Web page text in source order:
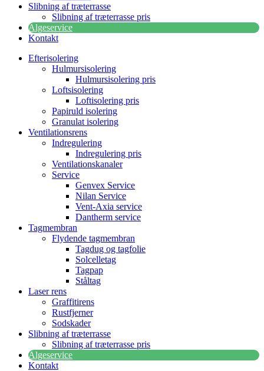
Slibning af træterrasse
Slibning af træterrasse pris
Algeservice
Kontakt
Efterisolering
Hulmursisolering
Hulmursisolering pris
Loftsisolering
Loftisolering pris
Papiruld isolering
Granulat isolering
Ventilationsrens
Indregulering
Indregulering pris
Ventilationskanaler
Service
Genvex Service
Nilan Service
Vent-Axia service
Dantherm service
Tagmembran
Flydende tagmembran
Tagdug og tagfolie
Solcelletag
Tagpap
Ståltag
Laser rens
Graffitirens
Rustfjerner
Sodskader
Slibning af træterrasse
Slibning af træterrasse pris
Algeservice
Kontakt